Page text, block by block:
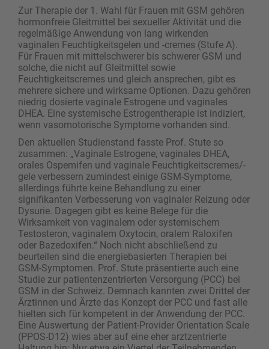
Zur Therapie der 1. Wahl für Frauen mit GSM gehören
hormonfreie Gleitmittel bei sexueller Aktivität und die
regelmäßige Anwendung von lang wirkenden
vaginalen Feuchtigkeitsgelen und -cremes (Stufe A).
Für Frauen mit mittelschwerer bis schwerer GSM und
solche, die nicht auf Gleitmittel sowie
Feuchtigkeitscremes und gleich ansprechen, gibt es
mehrere sichere und wirksame Optionen. Dazu gehören
niedrig dosierte vaginale Estrogene und vaginales
DHEA. Eine systemische Estrogentherapie ist indiziert,
wenn vasomotorische Symptome vorhanden sind.
Den aktuellen Studienstand fasste Prof. Stute so
zusammen: „Vaginale Estrogene, vaginales DHEA,
orales Ospemifen und vaginale Feuchtigkeitscremes/-
gele verbessern zumindest einige GSM-Symptome,
allerdings führte keine Behandlung zu einer
signifikanten Verbesserung von vaginaler Reizung oder
Dysurie. Dagegen gibt es keine Belege für die
Wirksamkeit von vaginalem oder systemischem
Testosteron, vaginalem Oxytocin, oralem Raloxifen
oder Bazedoxifen.“ Noch nicht abschließend zu
beurteilen sind die energiebasierten Therapien bei
GSM-Symptomen. Prof. Stute präsentierte auch eine
Studie zur patientenzentrierten Versorgung (PCC) bei
GSM in der Schweiz. Demnach kannten zwei Drittel der
Ärztinnen und Ärzte das Konzept der PCC und fast alle
hielten sich für kompetent in der ­Anwendung der PCC.
Eine Auswertung der Patient-Provider Orientation Scale
(PPOS-D12) wies aber auf eine eher arztzentrierte